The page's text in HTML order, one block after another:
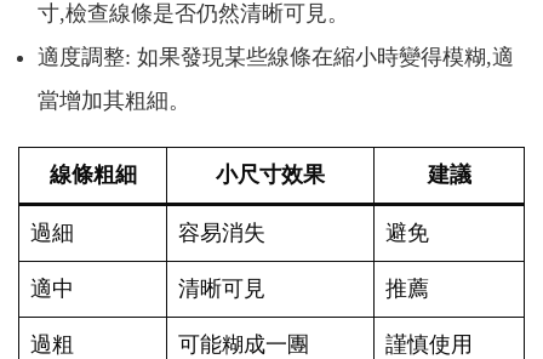
寸,檢查線條是否仍然清晰可見。
適度調整: 如果發現某些線條在縮小時變得模糊,適
當增加其粗細。
線條粗細 小尺寸效果 建議
過細 容易消失 避免
適中 清晰可見 推薦
過粗 可能糊成一團 謹慎使用